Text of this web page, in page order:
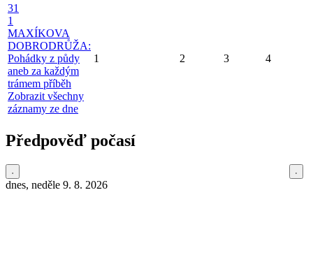
31
1
MAXÍKOVA
DOBRODRŮŽA:
Pohádky z půdy
aneb za každým
trámem příběh
Zobrazit všechny
záznamy ze dne
1 2 3 4
Předpověď počasí
dnes, neděle 9. 8. 2026